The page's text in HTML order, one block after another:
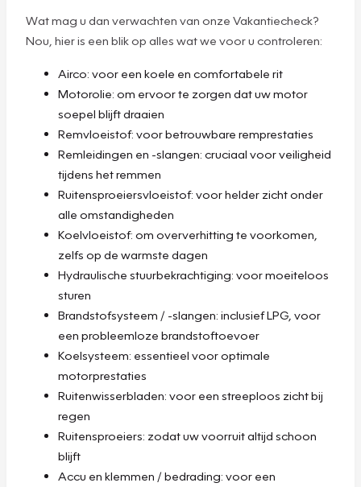
Wat mag u dan verwachten van onze Vakantiecheck?
Nou, hier is een blik op alles wat we voor u controleren:
Airco: voor een koele en comfortabele rit
Motorolie: om ervoor te zorgen dat uw motor
soepel blijft draaien
Remvloeistof: voor betrouwbare remprestaties
Remleidingen en -slangen: cruciaal voor veiligheid
tijdens het remmen
Ruitensproeiersvloeistof: voor helder zicht onder
alle omstandigheden
Koelvloeistof: om oververhitting te voorkomen,
zelfs op de warmste dagen
Hydraulische stuurbekrachtiging: voor moeiteloos
sturen
Brandstofsysteem / -slangen: inclusief LPG, voor
een probleemloze brandstoftoevoer
Koelsysteem: essentieel voor optimale
motorprestaties
Ruitenwisserbladen: voor een streeploos zicht bij
regen
Ruitensproeiers: zodat uw voorruit altijd schoon
blijft
Accu en klemmen / bedrading: voor een